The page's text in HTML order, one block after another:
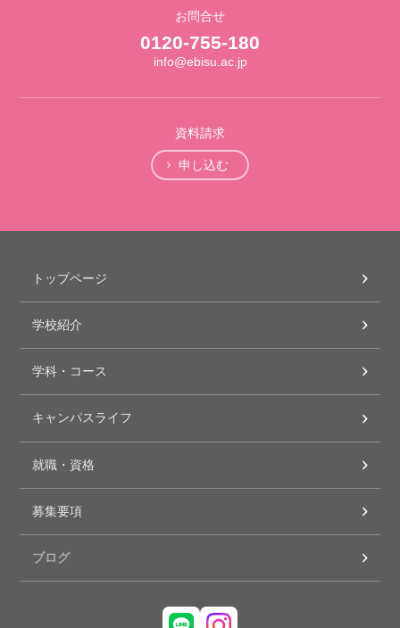
お問合せ
0120-755-180
info@ebisu.ac.jp
資料請求
申し込む
トップページ
学校紹介
学科・コース
キャンパスライフ
就職・資格
募集要項
ブログ